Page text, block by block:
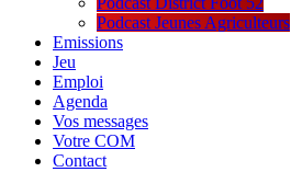
Podcast Jeunes Agriculteurs
Emissions
Jeu
Emploi
Agenda
Vos messages
Votre COM
Contact